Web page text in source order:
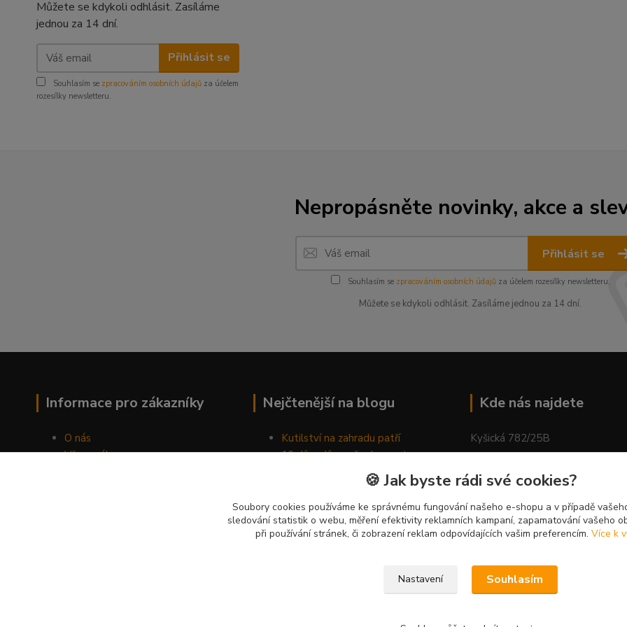
Můžete se kdykoli odhlásit. Zasíláme
jednou za 14 dní.
Přihlásit se
Souhlasím se zpracováním osobních údajů za účelem
rozesílky newsletteru.
Nepropásněte novinky, akce a
Přihlásit se
Souhlasím se zpracováním osobních údajůza účelem rozesílky newsletteru.
Můžete se kdykoli odhlásit. Zasíláme jednou za 14 dní.
Informace pro zákazníky
O nás
Vše o nákupu
Nejčtenější na blogu
Kutilství na zahradu patří
10 důvodů, proč relaxovat
chozením do přírody
Jak správně pěstovat tulipány
Náhodně generovaný článek
Kde nás najdete
Kyšická 782/25B
🍪 Jak byste rádi své cookies?
Soubory cookies používáme ke správnému fungování našeho e-shopu a v případě
sledování statistik o webu, měření efektivity reklamních kampaní, zapamatování vašeho
při používání stránek, či zobrazení reklam odpovídajících vašim preferencím. Více k
Nastavení Souhlasím